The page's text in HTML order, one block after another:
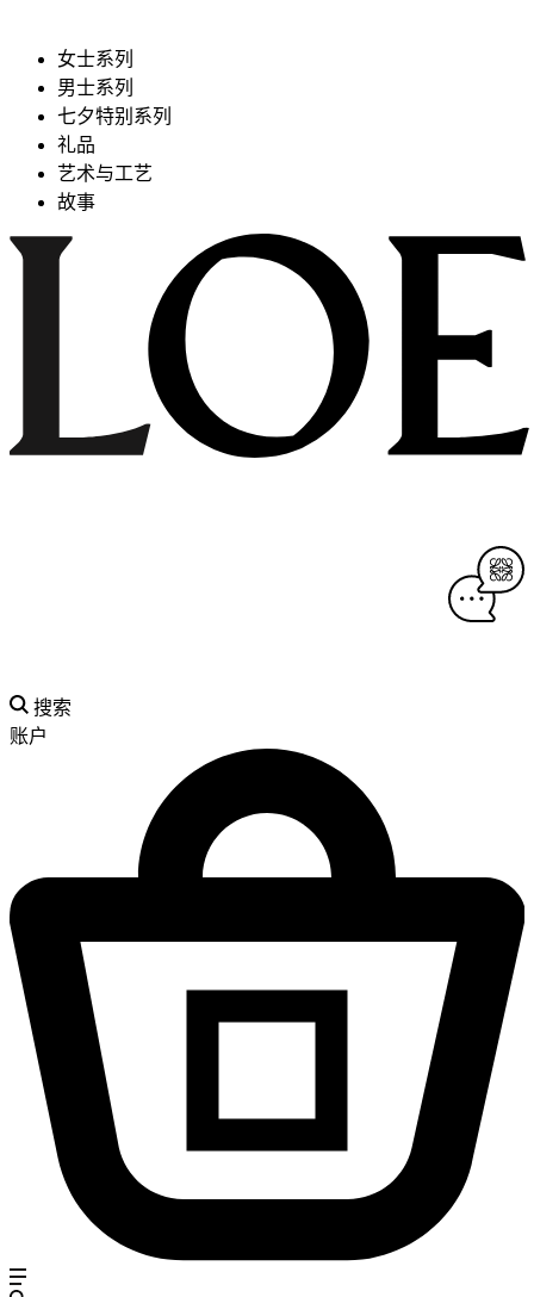
女士系列
男士系列
七夕特别系列
礼品
艺术与工艺
故事
搜索
账户